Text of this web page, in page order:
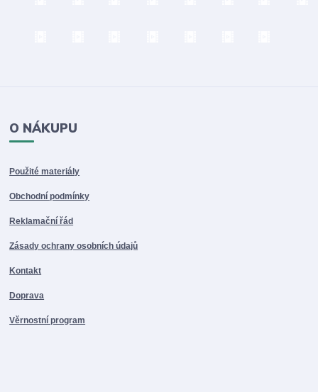
O NÁKUPU
Použité materiály
Obchodní podmínky
Reklamační řád
Zásady ochrany osobních údajů
Kontakt
Doprava
Věrnostní program